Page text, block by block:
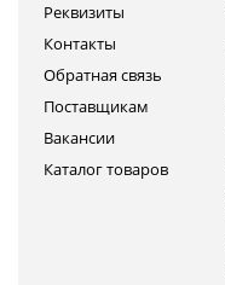
Реквизиты
Контакты
Обратная связь
Поставщикам
Вакансии
Каталог товаров